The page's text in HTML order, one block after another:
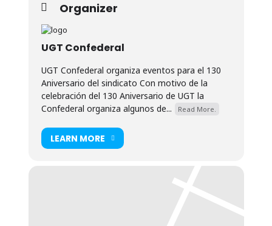
Organizer
UGT Confederal
UGT Confederal organiza eventos para el 130
Aniversario del sindicato Con motivo de la
celebración del 130 Aniversario de UGT la
Confederal organiza algunos de...
Read More.
LEARN MORE